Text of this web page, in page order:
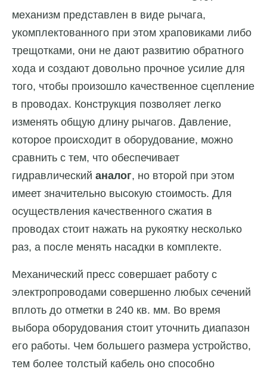
механизм представлен в виде рычага,
укомплектованного при этом храповиками либо
трещотками, они не дают развитию обратного
хода и создают довольно прочное усилие для
того, чтобы произошло качественное сцепление
в проводах. Конструкция позволяет легко
изменять общую длину рычагов. Давление,
которое происходит в оборудование, можно
сравнить с тем, что обеспечивает
гидравлический аналог, но второй при этом
имеет значительно высокую стоимость. Для
осуществления качественного сжатия в
проводах стоит нажать на рукоятку несколько
раз, а после менять насадки в комплекте.
Механический пресс совершает работу с
электропроводами совершенно любых сечений
вплоть до отметки в 240 кв. мм. Во время
выбора оборудования стоит уточнить диапазон
его работы. Чем большего размера устройство,
тем более толстый кабель оно способно